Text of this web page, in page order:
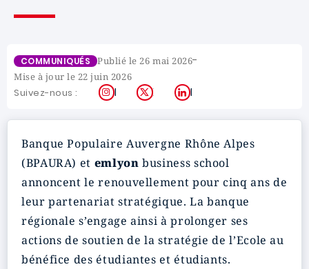
COMMUNIQUÉS Publié le 26 mai 2026-
Mise à jour le 22 juin 2026
Suivez-nous : Instagram
X LinkedIn
Banque Populaire Auvergne Rhône Alpes
(BPAURA) et emlyon business school
annoncent le renouvellement pour cinq ans de
leur partenariat stratégique. La banque
régionale s’engage ainsi à prolonger ses
actions de soutien de la stratégie de l’Ecole au
bénéfice des étudiantes et étudiants.